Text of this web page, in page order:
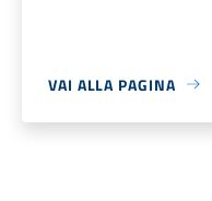
VAI ALLA PAGINA